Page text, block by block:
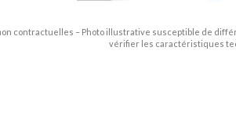
contractuelles – Photo illustrative susceptible de
vérifier les caractéristiques